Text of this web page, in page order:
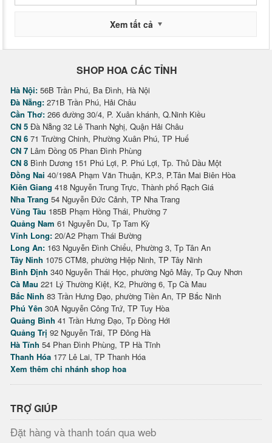
Xem tất cả
SHOP HOA CÁC TỈNH
Hà Nội: 56B Trần Phú, Ba Đình, Hà Nội
Đà Nẵng: 271B Trần Phú, Hải Châu
Cần Thơ: 266 đường 30/4, P. Xuân khánh, Q.Ninh Kiều
CN 5 Đà Nẵng 32 Lê Thanh Nghị, Quận Hải Châu
CN 6 71 Trường Chinh, Phường Xuân Phú, TP Huế
CN 7 Lâm Đồng 05 Phan Đình Phùng
CN 8 Bình Dương 151 Phú Lợi, P. Phú Lợi, Tp. Thủ Dầu Một
Đồng Nai 40/198A Phạm Văn Thuận, KP.3, P.Tân Mai Biên Hòa
Kiên Giang 418 Nguyễn Trung Trực, Thành phố Rạch Giá
Nha Trang 54 Nguyễn Đức Cảnh, TP Nha Trang
Vũng Tàu 185B Phạm Hồng Thái, Phường 7
Quảng Nam 61 Nguyễn Du, Tp Tam Kỳ
Vĩnh Long: 20/A2 Phạm Thái Bường
Long An: 163 Nguyễn Đình Chiểu, Phường 3, Tp Tân An
Tây Ninh 1075 CTM8, phường Hiệp Ninh, TP Tây Ninh
Bình Định 340 Nguyễn Thái Học, phường Ngô Mây, Tp Quy Nhơn
Cà Mau 221 Lý Thường Kiệt, K2, Phường 6, Tp Cà Mau
Bắc Ninh 83 Trần Hưng Đạo, phường Tiền An, TP Bắc Ninh
Phú Yên 30A Nguyễn Công Trứ, TP Tuy Hòa
Quảng Bình 41 Trần Hưng Đạo, Tp Đồng Hới
Quảng Trị 92 Nguyễn Trãi, TP Đông Hà
Hà Tĩnh 54 Phan Đình Phùng, TP Hà Tĩnh
Thanh Hóa 177 Lê Lai, TP Thanh Hóa
Xem thêm chi nhánh shop hoa
TRỢ GIÚP
Đặt hàng và thanh toán qua web